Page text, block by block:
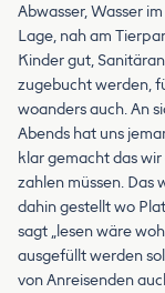
Abwasser, Wasser
Lage, nah am
Kinder gut,
zugebucht werden,
woanders auch. An
Abends hat uns
klar gemacht das
zahlen müssen. Das
dahin gestellt wo
sagt „lesen wäre
ausgefüllt werden
von Anreisenden